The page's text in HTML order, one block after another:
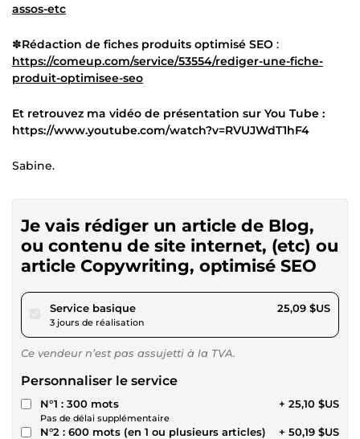
assos-etc
✽Rédaction de fiches produits optimisé SEO :
https://comeup.com/service/53554/rediger-une-fiche-
produit-optimisee-seo
Et retrouvez ma vidéo de présentation sur You Tube :
https://www.youtube.com/watch?v=RVUJWdT1hF4
Sabine.
Je vais rédiger un article de Blog,
ou contenu de site internet, (etc) ou
article Copywriting, optimisé SEO
Service basiquepour 23,13 $US
3 jours de réalisation
25,09 $US
Ce vendeur n’est pas assujetti à la TVA.
Personnaliser le service
N°1 : 300 mots
Pas de délai supplémentaire
+ 25,10 $US
N°2 : 600 mots (en 1 ou plusieurs articles) + 50,19 $US